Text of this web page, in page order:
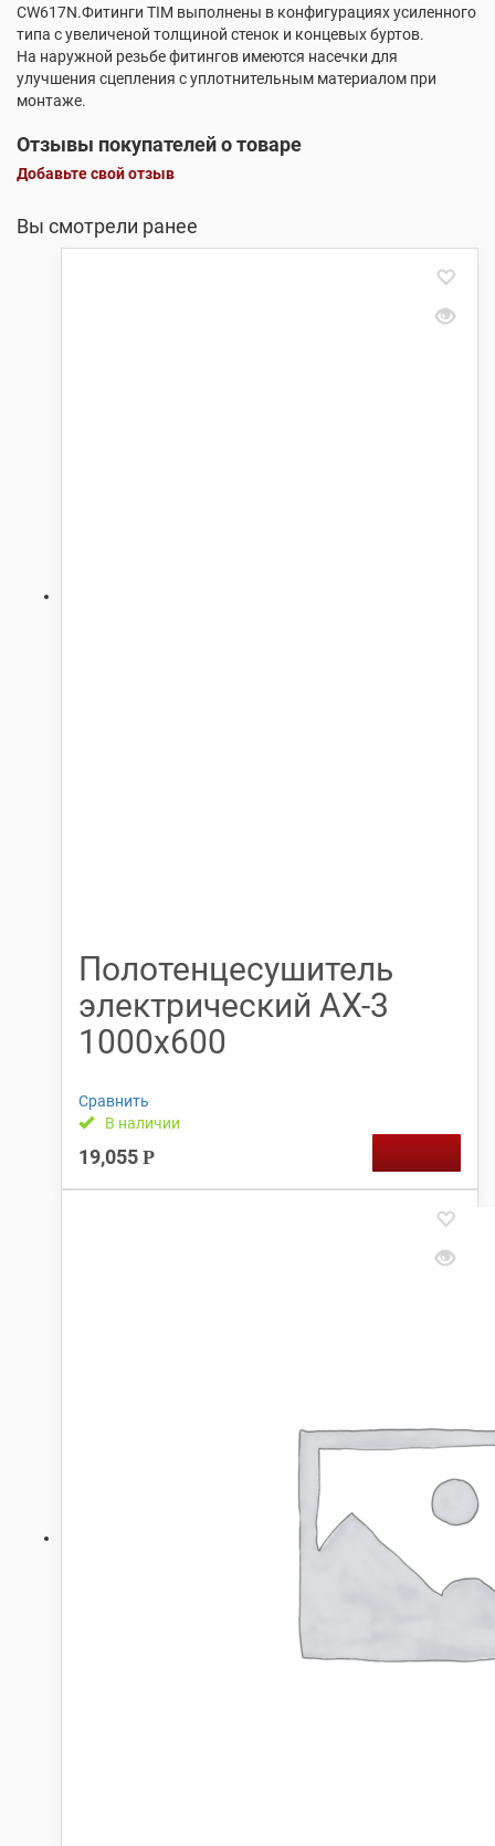
CW617N.Фитинги TIM выполнены в конфигурациях усиленного
типа с увеличеной толщиной стенок и концевых буртов.
На наружной резьбе фитингов имеются насечки для
улучшения сцепления с уплотнительным материалом при
монтаже.
Отзывы покупателей о товаре
Добавьте свой отзыв
Вы смотрели ранее
Полотенцесушитель
электрический АX-3
1000х600
Сравнить
В наличии
19,055 Р